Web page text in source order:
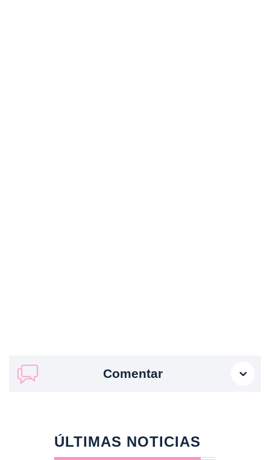
Comentar
ÚLTIMAS NOTICIAS